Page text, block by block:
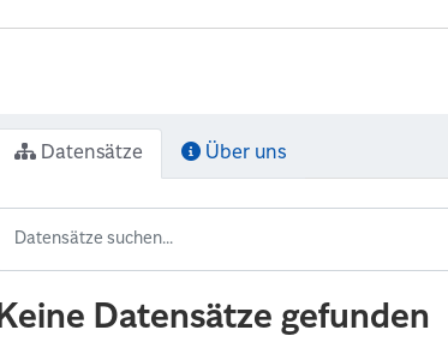
Datensätze Über uns
Keine Datensätze gefunden